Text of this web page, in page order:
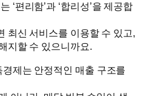
‘편리함’과 ‘합리성’을 제공합
최신 서비스를 이용할 수 있고,
지할 수 있으니까요.
제는 안정적인 매출 구조를